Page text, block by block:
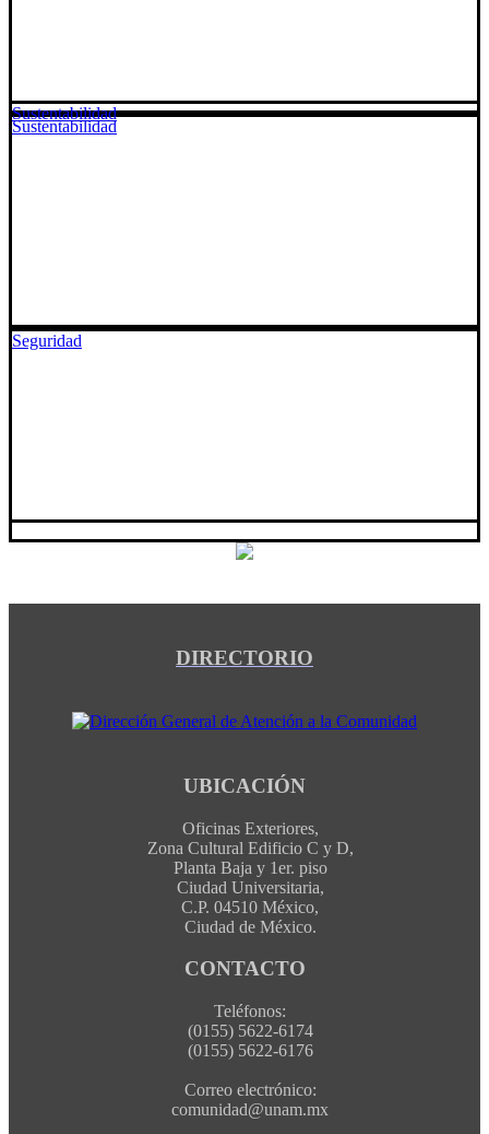
Sustentabilidad
Seguridad
Sustentabilidad
DIRECTORIO
UBICACIÓN
Oficinas Exteriores,
Zona Cultural Edificio C y D,
Planta Baja y 1er. piso
Ciudad Universitaria,
C.P. 04510 México,
Ciudad de México.
CONTACTO
Teléfonos:
(0155) 5622-6174
(0155) 5622-6176
Correo electrónico:
comunidad@unam.mx